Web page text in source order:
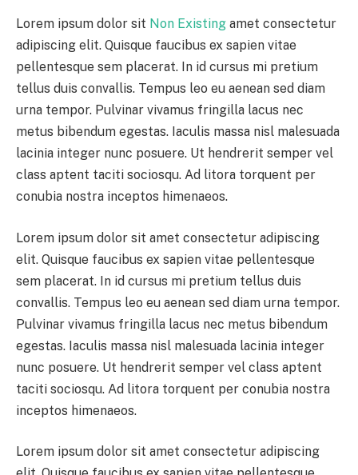
Lorem ipsum dolor sit Non Existing amet consectetur
adipiscing elit. Quisque faucibus ex sapien vitae
pellentesque sem placerat. In id cursus mi pretium
tellus duis convallis. Tempus leo eu aenean sed diam
urna tempor. Pulvinar vivamus fringilla lacus nec
metus bibendum egestas. Iaculis massa nisl malesuada
lacinia integer nunc posuere. Ut hendrerit semper vel
class aptent taciti sociosqu. Ad litora torquent per
conubia nostra inceptos himenaeos.
Lorem ipsum dolor sit amet consectetur adipiscing
elit. Quisque faucibus ex sapien vitae pellentesque
sem placerat. In id cursus mi pretium tellus duis
convallis. Tempus leo eu aenean sed diam urna tempor.
Pulvinar vivamus fringilla lacus nec metus bibendum
egestas. Iaculis massa nisl malesuada lacinia integer
nunc posuere. Ut hendrerit semper vel class aptent
taciti sociosqu. Ad litora torquent per conubia nostra
inceptos himenaeos.
Lorem ipsum dolor sit amet consectetur adipiscing